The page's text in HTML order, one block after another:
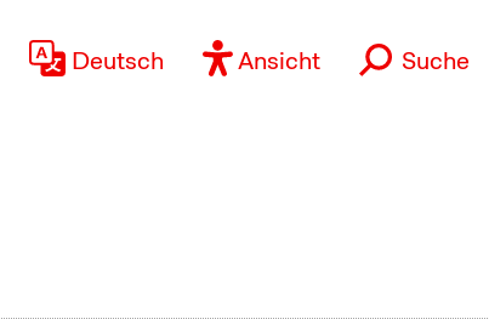
Deutsch Ansicht Suche